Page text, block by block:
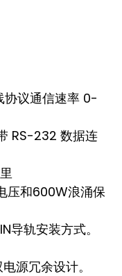
协议通信速率 0-
RS-232 数据连
压和600W浪涌保
轨安装方式。
源冗余设计。